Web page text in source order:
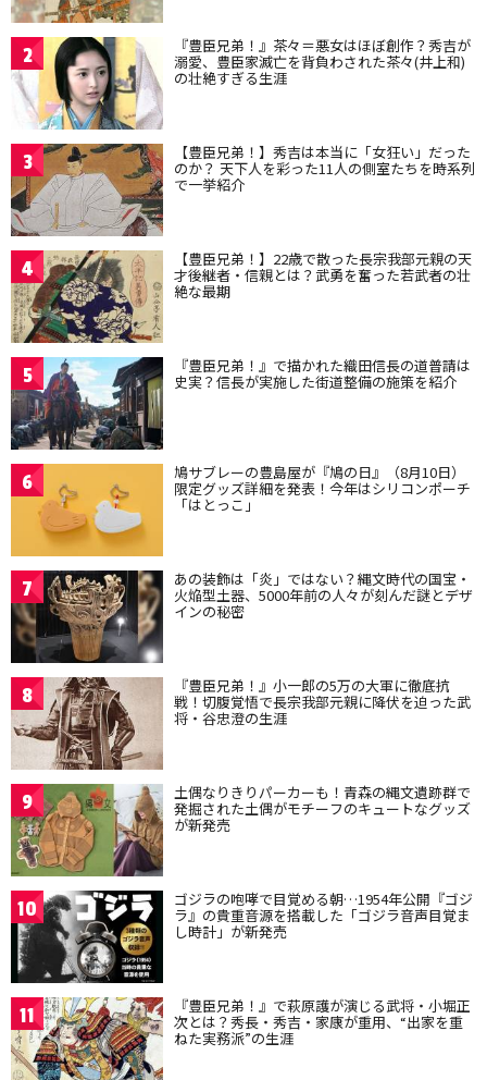
2 『豊臣兄弟！』茶々＝悪女はほぼ創作？秀吉が
溺愛、豊臣家滅亡を背負わされた茶々(井上和)
の壮絶すぎる生涯
3 【豊臣兄弟！】秀吉は本当に「女狂い」だった
のか？ 天下人を彩った11人の側室たちを時系列
で一挙紹介
4 【豊臣兄弟！】22歳で散った長宗我部元親の天
才後継者・信親とは？武勇を奮った若武者の壮
絶な最期
5 『豊臣兄弟！』で描かれた織田信長の道普請は
史実？信長が実施した街道整備の施策を紹介
6 鳩サブレーの豊島屋が『鳩の日』（8月10日）
限定グッズ詳細を発表！今年はシリコンポーチ
「はとっこ」
7 あの装飾は「炎」ではない？縄文時代の国宝・
火焔型土器、5000年前の人々が刻んだ謎とデザ
インの秘密
8 『豊臣兄弟！』小一郎の5万の大軍に徹底抗
戦！切腹覚悟で長宗我部元親に降伏を迫った武
将・谷忠澄の生涯
9 土偶なりきりパーカーも！青森の縄文遺跡群で
発掘された土偶がモチーフのキュートなグッズ
が新発売
10 ゴジラの咆哮で目覚める朝…1954年公開『ゴジ
ラ』の貴重音源を搭載した「ゴジラ音声目覚ま
し時計」が新発売
11 『豊臣兄弟！』で萩原護が演じる武将・小堀正
次とは？秀長・秀吉・家康が重用、“出家を重
ねた実務派”の生涯